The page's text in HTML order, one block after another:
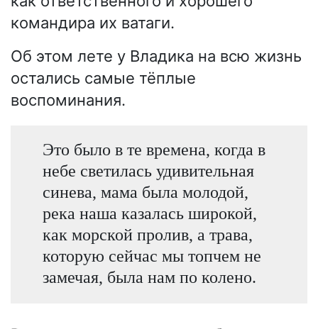
командира их ватаги.
Об этом лете у Владика на всю жизнь
остались самые тёплые
воспоминания.
Это было в те времена, когда в
небе светилась удивительная
синева, мама была молодой,
река наша казалась широкой,
как морской пролив, а трава,
которую сейчас мы топчем не
замечая, была нам по колено.